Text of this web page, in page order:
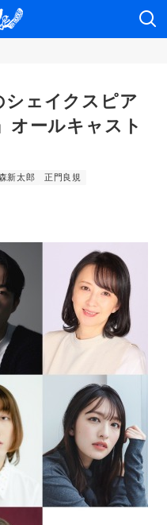
シェイクスピア
オールキャスト
新太郎 正門良規